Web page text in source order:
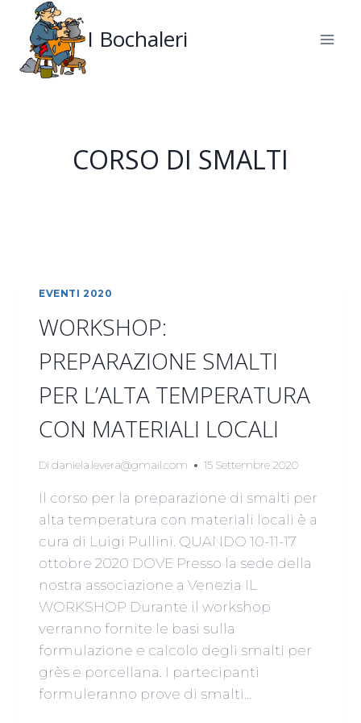
contenuto
I Bochaleri
CORSO DI SMALTI
EVENTI 2020
WORKSHOP:
PREPARAZIONE SMALTI
PER L’ALTA TEMPERATURA
CON MATERIALI LOCALI
Di daniela.levera@gmail.com 15 Settembre 2020
Il corso per la preparazione di smalti per
alta temperatura con materiali locali è a
cura di Luigi Pullini. QUANDO 10-11-17
ottobre 2020 DOVE Presso la sede della
nostra associazione a Venezia IL
WORKSHOP Durante il workshop
verranno fornite le basi sulla
formulazione e calcolo degli smalti per
grès e porcellana. I partecipanti
formuleranno prove di smalti…